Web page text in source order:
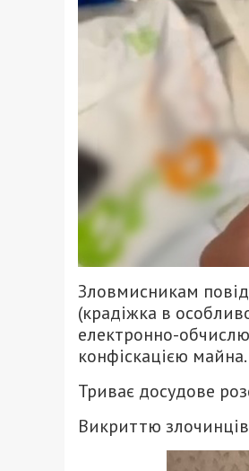
Зловмисникам
(крадіжка в
електронно-
конфіскацією майна.
Триває досудове
Викриттю